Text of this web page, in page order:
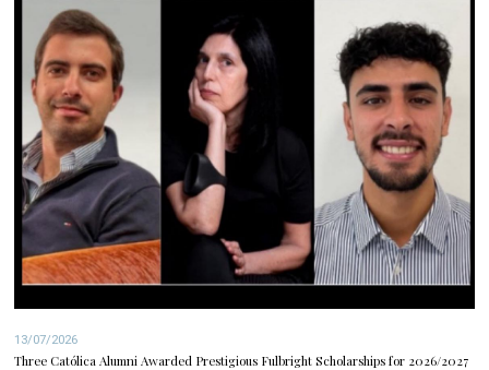
13/07/2026
Three Católica Alumni Awarded Prestigious Fulbright Scholarships for 2026/2027